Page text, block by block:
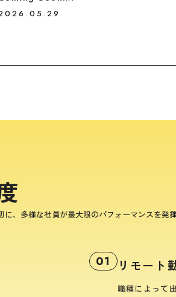
、多様な社員が最大限のパフォーマンスを発
01 リモート
職種によって